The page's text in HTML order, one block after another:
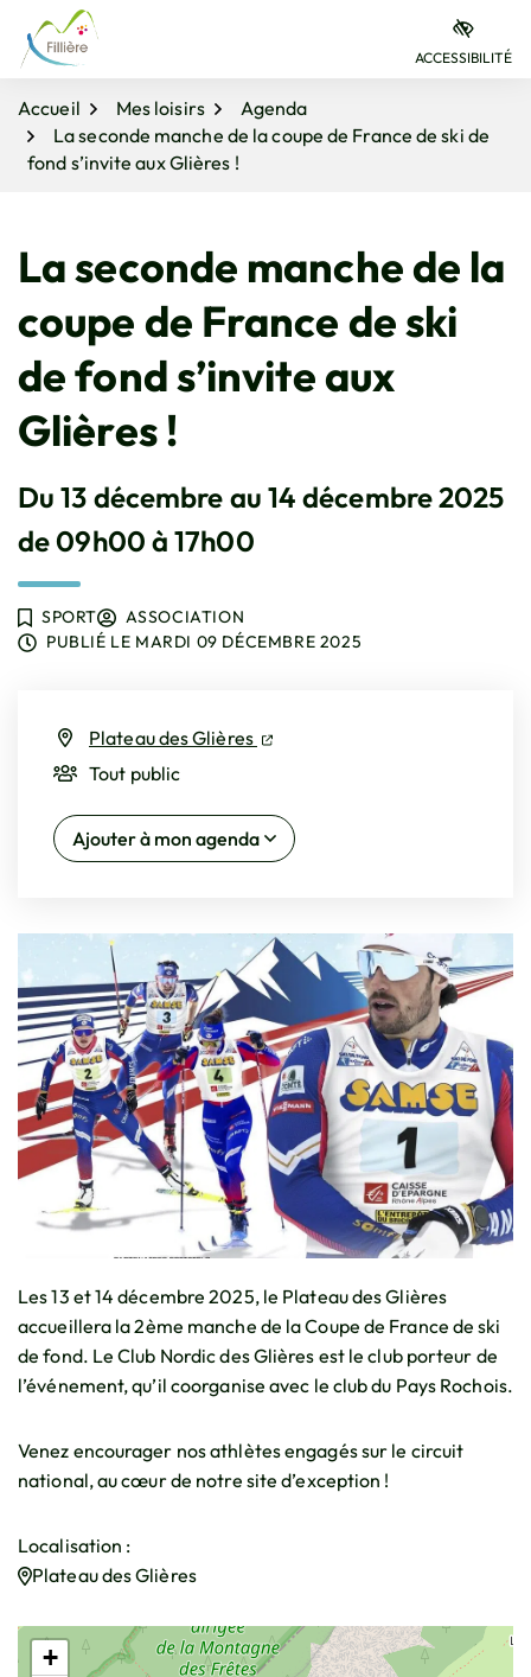
Gestion des traceurs
navigation
contenu
pied
de
page
ACCESSIBILITÉ
Accueil Mes loisirs
Agenda
La seconde manche de la coupe de France de ski de
fond s’invite aux Glières !
La seconde manche de la
coupe de France de ski
de fond s’invite aux
Glières !
Du13 décembre au 14 décembre2025
de 09h00 à 17h00
SPORT
ASSOCIATION
PUBLIÉ LE MARDI 09 DÉCEMBRE 2025
Plateau des Glières (ouverture dans un nouvel
(ouverture dans un nouvel
Tout public
Ajouter à mon agenda
Les 13 et 14 décembre 2025, le Plateau des Glières
accueillera la 2ème manche de la Coupe de France de ski
de fond. Le Club Nordic des Glières est le club porteur de
l’événement, qu’il coorganise avec le club du Pays Rochois.
Venez encourager nos athlètes engagés sur le circuit
national, au cœur de notre site d’exception !
Localisation :
Plateau des Glières
+